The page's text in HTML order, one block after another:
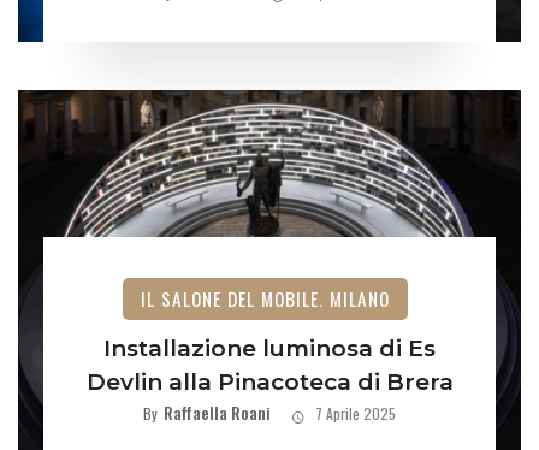
IL SALONE DEL MOBILE. MILANO
Installazione luminosa di Es
Devlin alla Pinacoteca di Brera
By Raffaella Roani 7 Aprile 2025